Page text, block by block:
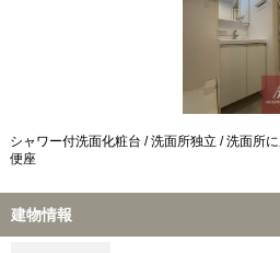
シャワー付洗面化粧台 / 洗面所独立 / 洗面所
便座
建物情報